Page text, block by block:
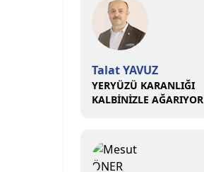
Talat YAVUZ
YERYÜZÜ KARANLIĞI
KALBİNİZLE AĞARIYOR